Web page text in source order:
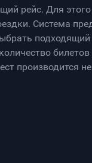
рейс. Для
Система
производится